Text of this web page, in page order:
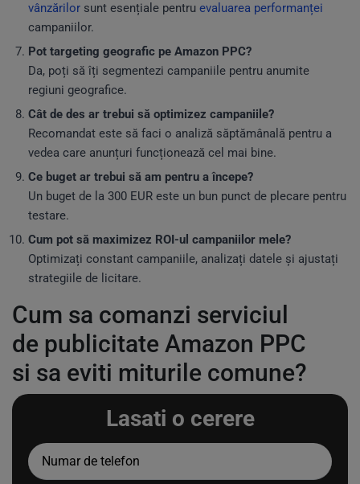
vânzărilor sunt esențiale pentru evaluarea performanței
campaniilor.
Pot targeting geografic pe Amazon PPC?
Da, poți să îți segmentezi campaniile pentru anumite
regiuni geografice.
Cât de des ar trebui să optimizez campaniile?
Recomandat este să faci o analiză săptămânală pentru a
vedea care anunțuri funcționează cel mai bine.
Ce buget ar trebui să am pentru a începe?
Un buget de la 300 EUR este un bun punct de plecare pentru
testare.
Cum pot să maximizez ROI-ul campaniilor mele?
Optimizați constant campaniile, analizați datele și ajustați
strategiile de licitare.
Cum sa comanzi serviciul
de publicitate Amazon PPC
si sa eviti miturile comune?
Lasati o cerere